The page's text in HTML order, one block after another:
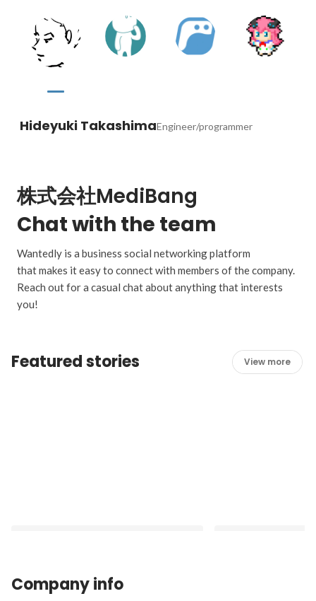
Hideyuki TakashimaEngineer/programmer
株式会社MediBang
Chat with the team
Wantedly is a business social networking platform
that makes it easy to connect with members of the company.
Reach out for a casual chat about anything that interests
you!
Featured stories View more
Company info